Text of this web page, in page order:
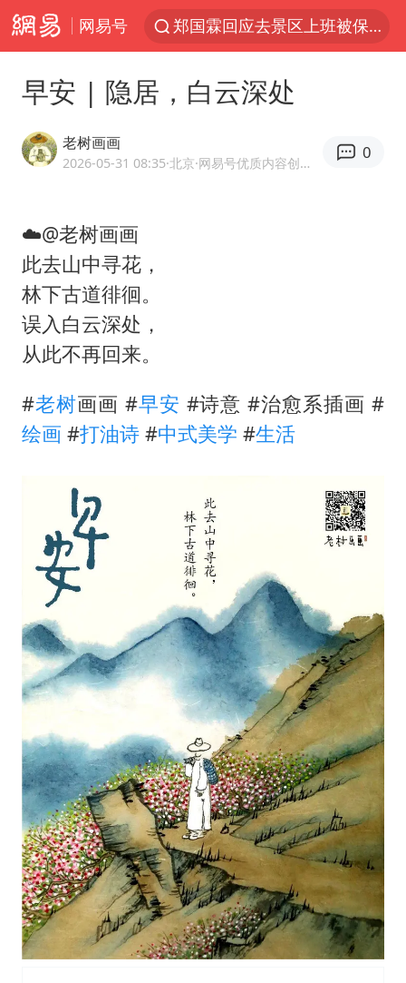
网易号
郑国霖回应去景区上班被保安拦下
多地要求领导干部带头休假
龚宝冬烈士安葬仪式举行
中国五箭齐发反制美国
早安 | 隐居，白云深处
老树画画
2026-05-31 08:35·北京 ·网易号优质内容创作者
0
☁️@老树画画
此去山中寻花，
林下古道徘徊。
误入白云深处，
从此不再回来。
#老树画画 #早安 #诗意 #治愈系插画 #
绘画 #打油诗#中式美学 #生活